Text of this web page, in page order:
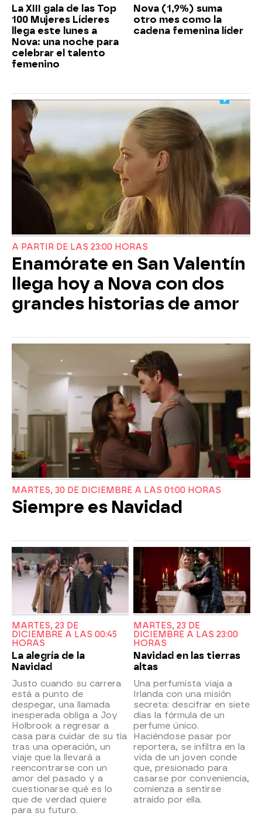
La XIII gala de las Top
100 Mujeres Líderes
llega este lunes a
Nova: una noche para
celebrar el talento
femenino
Nova (1,9%) suma
otro mes como la
cadena femenina líder
A PARTIR DE LAS 23:00 HORAS
Enamórate en San Valentín
llega hoy a Nova con dos
grandes historias de amor
MARTES, 30 DE DICIEMBRE A LAS 01:00 HORAS
Siempre es Navidad
MARTES, 23 DE
DICIEMBRE A LAS 00:45
HORAS
La alegría de la
Navidad
Justo cuando su carrera
está a punto de
despegar, una llamada
inesperada obliga a Joy
Holbrook a regresar a
casa para cuidar de su tía
tras una operación, un
viaje que la llevará a
reencontrarse con un
amor del pasado y a
cuestionarse qué es lo
que de verdad quiere
para su futuro.
MARTES, 23 DE
DICIEMBRE A LAS 23:00
HORAS
Navidad en las tierras
altas
Una perfumista viaja a
Irlanda con una misión
secreta: descifrar en siete
días la fórmula de un
perfume único.
Haciéndose pasar por
reportera, se infiltra en la
vida de un joven conde
que, presionado para
casarse por conveniencia,
comienza a sentirse
atraído por ella.